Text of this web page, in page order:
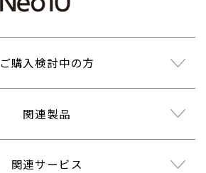
ご購入検討中の方
関連製品
関連サービス